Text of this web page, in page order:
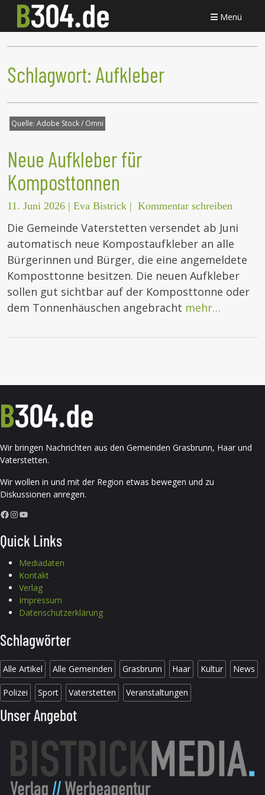
Menü
Schlagwort: Aufkleber
Quelle: Adobe Stock / Omni
Neue Aufkleber für
Komposttonnen
11. Juni 2026 | Eva Bistrick | Kommentar schreiben
Die Gemeinde Vaterstetten versendet ab Juni
automatisch neue Kompostaufkleber an alle
Bürgerinnen und Bürger, die eine angemeldete
Komposttonne besitzen. Die neuen Aufkleber
sollen gut sichtbar auf der Komposttonne oder
dem Tonnenhäuschen angebracht mehr…
Wir bringen Nachrichten aus den Gemeinden Grasbrunn, Haar und
Vaterstetten.
Wir wollen in und mit der Region etwas bewegen und zu
Diskussionen anregen.
Facebook InstagramYouTube
Quick Links
Mediadaten
Kontakt
Verlag
Impressum
Datenschutzerklärung
Schlagwörter
Alle Artikel Alle Gemeinden Grasbrunn Haar Kultur News
Polizei Sport Vaterstetten Veranstaltungen
Unser Angebot